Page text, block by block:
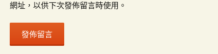
網址，以供下次發佈留言時使用。